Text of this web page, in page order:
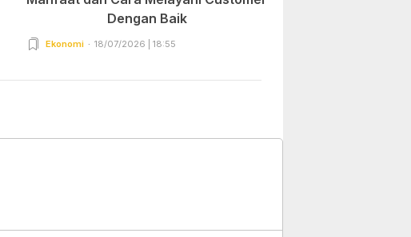
Dengan Baik
Ekonomi 18/07/2026 | 18:55